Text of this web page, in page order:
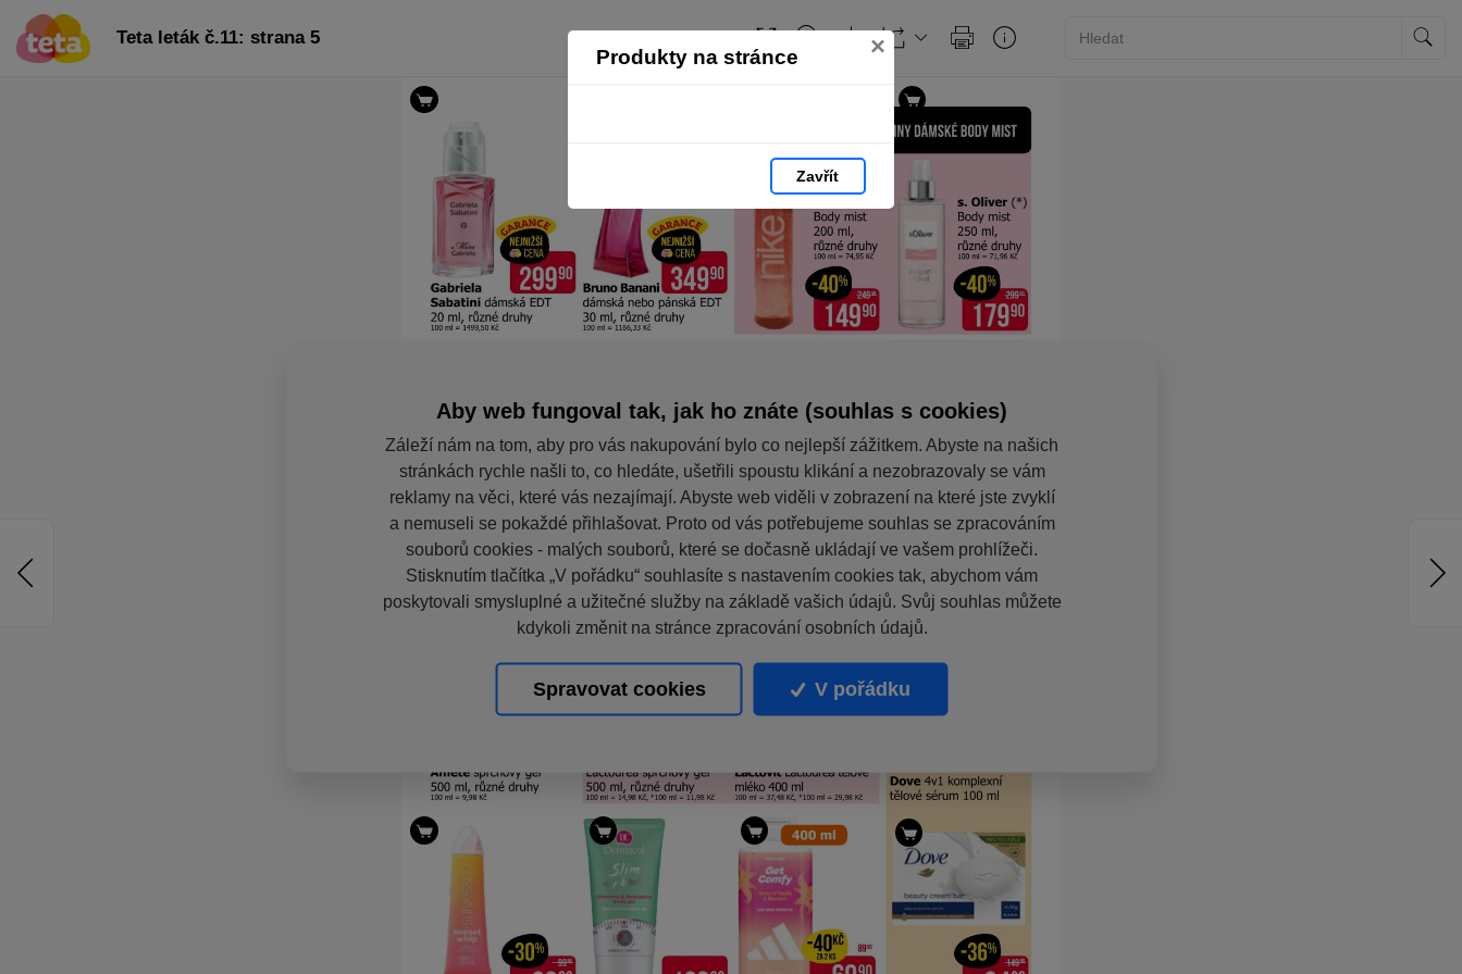
Produkty na stránce ×
Zavřít
Teta leták č.11: strana 5
Aby web fungoval tak, jak ho znáte (souhlas s cookies)
Záleží nám na tom, aby pro vás nakupování bylo co nejlepší zážitkem. Abyste na našich
stránkách rychle našli to, co hledáte, ušetřili spoustu klikání a nezobrazovaly se vám
reklamy na věci, které vás nezajímají. Abyste web viděli v zobrazení na které jste zvyklí
a nemuseli se pokaždé přihlašovat. Proto od vás potřebujeme souhlas se zpracováním
souborů cookies - malých souborů, které se dočasně ukládají ve vašem prohlížeči.
Stisknutím tlačítka „V pořádku“ souhlasíte s nastavením cookies tak, abychom vám
poskytovali smysluplné a užitečné služby na základě vašich údajů. Svůj souhlas můžete
kdykoli změnit na stránce zpracování osobních údajů.
Spravovat cookies V pořádku